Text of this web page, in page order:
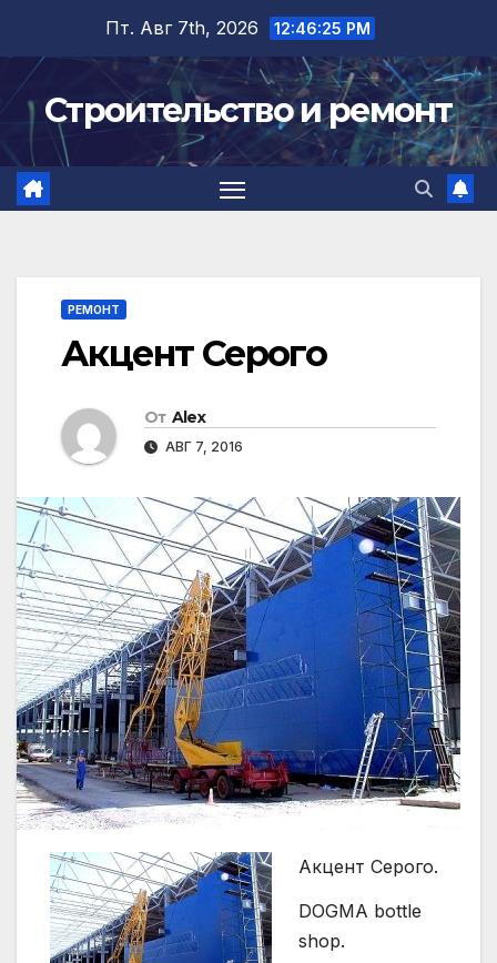
содержимому
Пт. Авг 7th, 2026 12:46:26 PM
Строительство и ремонт
РЕМОНТ
Акцент Серого
От Alex
АВГ 7, 2016
Акцент Серого.
DOGMA bottle
shop.